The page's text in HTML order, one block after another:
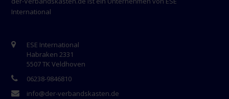
International
ESE International
Habraken 2331
5507 TK Veldhoven
06238-9846810
info@der-verbandskasten.de